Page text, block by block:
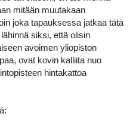
mitään muutakaan
joka tapauksessa jatkaa tätä
siksi, että olisin
avoimen yliopiston
ovat kovin kalliita nuo
hintakattoa